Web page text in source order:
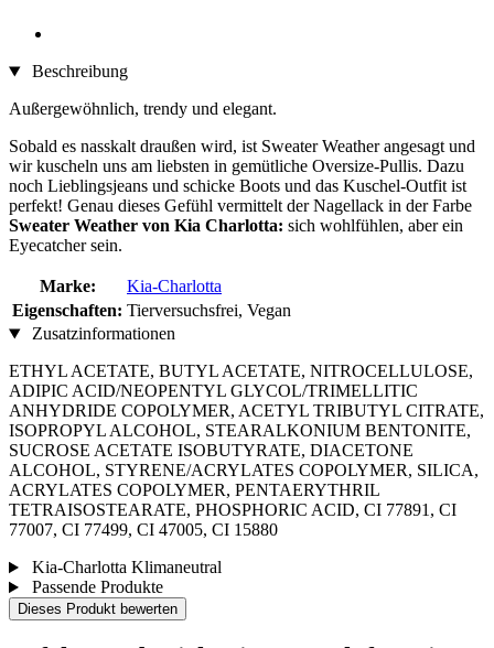
Beschreibung
Außergewöhnlich, trendy und elegant.
Sobald es nasskalt draußen wird, ist Sweater Weather angesagt und
wir kuscheln uns am liebsten in gemütliche Oversize-Pullis. Dazu
noch Lieblingsjeans und schicke Boots und das Kuschel-Outfit ist
perfekt! Genau dieses Gefühl vermittelt der Nagellack in der Farbe
Sweater Weather von Kia Charlotta: sich wohlfühlen, aber ein
Eyecatcher sein.
Marke:
Kia-Charlotta
Eigenschaften: Tierversuchsfrei, Vegan
Zusatzinformationen
ETHYL ACETATE, BUTYL ACETATE, NITROCELLULOSE,
ADIPIC ACID/NEOPENTYL GLYCOL/TRIMELLITIC
ANHYDRIDE COPOLYMER, ACETYL TRIBUTYL CITRATE,
ISOPROPYL ALCOHOL, STEARALKONIUM BENTONITE,
SUCROSE ACETATE ISOBUTYRATE, DIACETONE
ALCOHOL, STYRENE/ACRYLATES COPOLYMER, SILICA,
ACRYLATES COPOLYMER, PENTAERYTHRIL
TETRAISOSTEARATE, PHOSPHORIC ACID, CI 77891, CI
77007, CI 77499, CI 47005, CI 15880
Kia-Charlotta Klimaneutral
Passende Produkte
Dieses Produkt bewerten